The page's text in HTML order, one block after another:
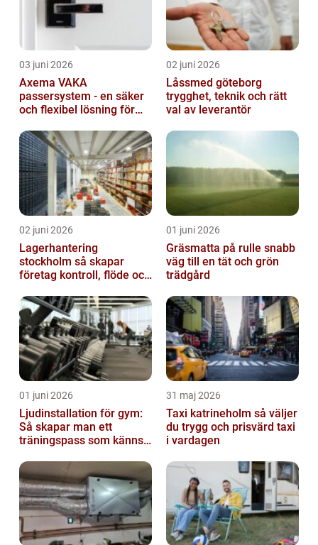
03 juni 2026
Axema VAKA
passersystem - en säker
och flexibel lösning för
02 juni 2026
Låssmed göteborg
trygghet, teknik och rätt
val av leverantör
02 juni 2026
Lagerhantering
stockholm så skapar
företag kontroll, flöde och
01 juni 2026
Gräsmatta på rulle snabb
väg till en tät och grön
trädgård
01 juni 2026
Ljudinstallation för gym:
Så skapar man ett
träningspass som känns i
31 maj 2026
Taxi katrineholm så väljer
du trygg och prisvärd taxi
i vardagen